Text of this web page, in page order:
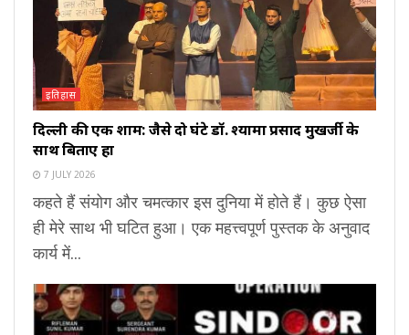
इतिहास
दिल्ली की एक शाम: जैसे दो घंटे डॉ. श्यामा प्रसाद मुखर्जी के
साथ बिताए हों
7 JULY 2026
कहते हैं संयोग और चमत्कार इस दुनिया में होते हैं। कुछ ऐसा
ही मेरे साथ भी घटित हुआ। एक महत्त्वपूर्ण पुस्तक के अनुवाद
कार्य में...